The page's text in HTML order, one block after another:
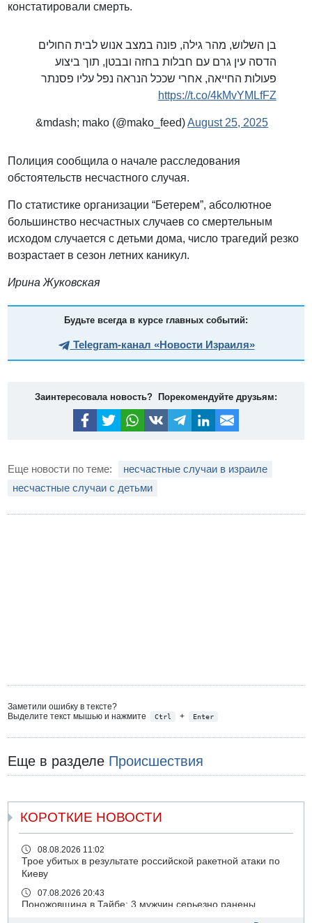
констатировали смерть.
בן השלוש, מהר גילה, פונה במצב אנוש לבית החולים
הדסה עין גרם עם חבלות בחזה ובבטן, תוך ביצוע
פעולות החייאה, אחרי שככל הנראה נפל עליו פסנתר
https://t.co/4kMvYMLfFZ
&mdash; mako (@mako_feed)August 25, 2025
Полиция сообщила о начале расследования
обстоятельств несчастного случая.
По статистике организации “Бетерем”, абсолютное
большинство несчастных случаев со смертельным
исходом случается с детьми дома, число трагедий резко
возрастает в сезон летних каникул.
Ирина Жуковская
Будьте всегда в курсе главных событий:
Telegram-канал «Новости Израиля»
Заинтересовала новость? Порекомендуйте друзьям:
Еще новости по теме:
несчастные случаи в израиле
несчастные случаи с детьми
Заметили ошибку в тексте?
Выделите текст мышью и нажмите
Ctrl + Enter
Еще в разделе Происшествия
КОРОТКИЕ НОВОСТИ
08.08.2026 11:02
Трое убитых в результате российской ракетной атаки по
Киеву
07.08.2026 20:43
Поножовщина в Тайбе: 3 мужчин серьезно ранены